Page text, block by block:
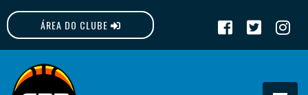
ÁREA DO CLUBE
FPB